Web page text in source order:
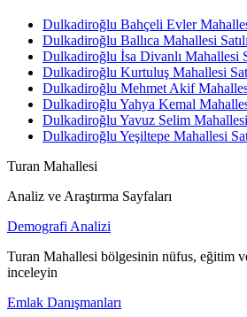
Dulkadiroğlu Bahçeli Evler
Dulkadiroğlu Ballıca Mahallesi
Dulkadiroğlu İsa Divanlı Mahallesi
Dulkadiroğlu Kurtuluş Mahallesi
Dulkadiroğlu Mehmet Akif
Dulkadiroğlu Yahya Kemal
Dulkadiroğlu Yavuz Selim Mahallesi
Dulkadiroğlu Yeşiltepe Mahallesi
Turan Mahallesi
Analiz ve Araştırma Sayfaları
Demografi Analizi
Turan Mahallesi bölgesinin nüfus, eğitim
inceleyin
Emlak Danışmanları